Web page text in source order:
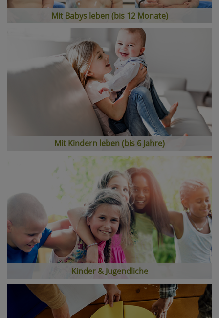
Mit Babys leben (bis 12 Monate)
Mit Kindern leben (bis 6 Jahre)
Kinder & Jugendliche